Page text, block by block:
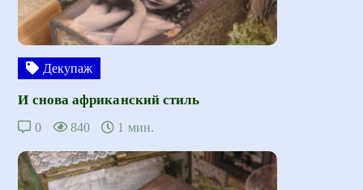
Декупаж
И снова африканский стиль
0 840 1 мин.